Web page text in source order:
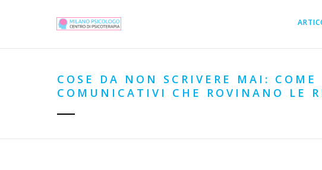
COSE DA NON SCRIVERE MAI: COME
COMUNICATIVI CHE ROVINANO LE